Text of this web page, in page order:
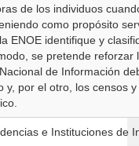
de los individuos
como propósito
ENOE identifique y
se pretende
de Información
y, por el otro, los censos
e Instituciones de